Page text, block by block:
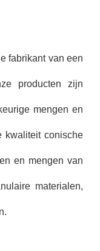
fabrikant van een
producten zijn
mengen en
kwaliteit conische
en mengen van
materialen,